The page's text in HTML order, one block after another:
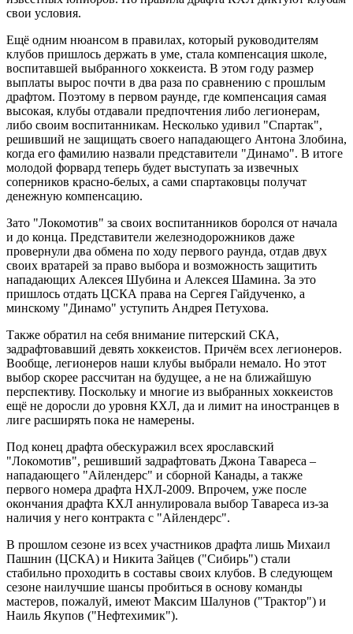
свои условия.
Ещё одним нюансом в правилах, который руководителям
клубов пришлось держать в уме, стала компенсация школе,
воспитавшей выбранного хоккеиста. В этом году размер
выплаты вырос почти в два раза по сравнению с прошлым
драфтом. Поэтому в первом раунде, где компенсация самая
высокая, клубы отдавали предпочтения либо легионерам,
либо своим воспитанникам. Несколько удивил "Спартак",
решивший не защищать своего нападающего Антона Злобина,
когда его фамилию назвали представители "Динамо". В итоге
молодой форвард теперь будет выступать за извечных
соперников красно-белых, а сами спартаковцы получат
денежную компенсацию.
Зато "Локомотив" за своих воспитанников боролся от начала
и до конца. Представители железнодорожников даже
провернули два обмена по ходу первого раунда, отдав двух
своих вратарей за право выбора и возможность защитить
нападающих Алексея Шубина и Алексея Шамина. За это
пришлось отдать ЦСКА права на Сергея Гайдученко, а
минскому "Динамо" уступить Андрея Петухова.
Также обратил на себя внимание питерский СКА,
задрафтовавший девять хоккеистов. Причём всех легионеров.
Вообще, легионеров наши клубы выбрали немало. Но этот
выбор скорее рассчитан на будущее, а не на ближайшую
перспективу. Поскольку и многие из выбранных хоккеистов
ещё не доросли до уровня КХЛ, да и лимит на иностранцев в
лиге расширять пока не намерены.
Под конец драфта обескуражил всех ярославский
"Локомотив", решивший задрафтовать Джона Тавареса –
нападающего "Айлендерс" и сборной Канады, а также
первого номера драфта НХЛ-2009. Впрочем, уже после
окончания драфта КХЛ аннулировала выбор Тавареса из-за
наличия у него контракта с "Айлендерс".
В прошлом сезоне из всех участников драфта лишь Михаил
Пашнин (ЦСКА) и Никита Зайцев ("Сибирь") стали
стабильно проходить в составы своих клубов. В следующем
сезоне наилучшие шансы пробиться в основу команды
мастеров, пожалуй, имеют Максим Шалунов ("Трактор") и
Наиль Якупов ("Нефтехимик").